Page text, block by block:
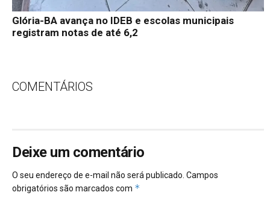
Glória-BA avança no IDEB e escolas municipais
registram notas de até 6,2
COMENTÁRIOS
Deixe um comentário
O seu endereço de e-mail não será publicado. Campos
obrigatórios são marcados com *